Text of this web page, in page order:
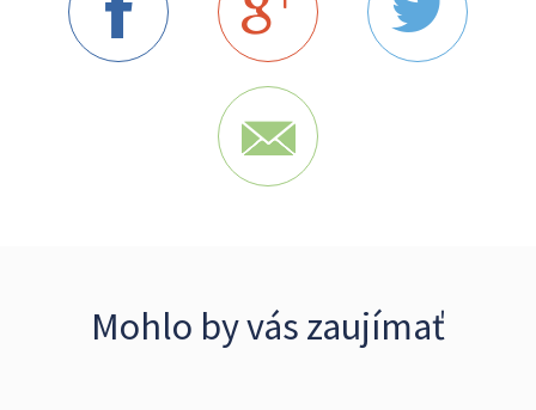
Mohlo by vás zaujímať